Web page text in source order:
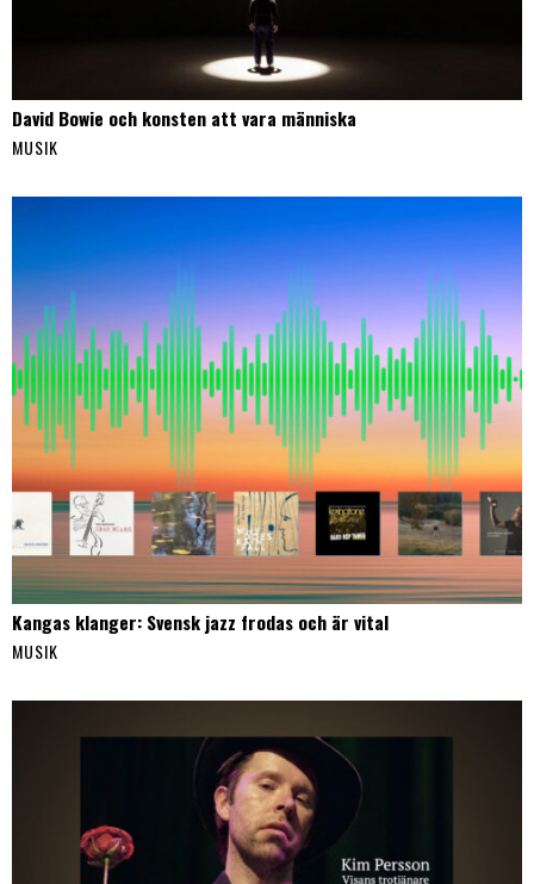
David Bowie och konsten att vara människa
MUSIK
Kangas klanger: Svensk jazz frodas och är vital
MUSIK